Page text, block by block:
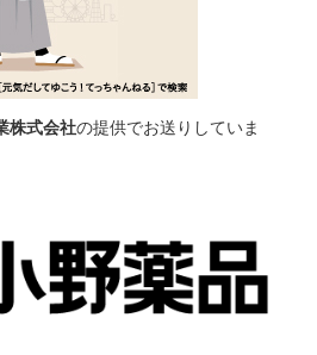
株式会社の提供でお送りしていま